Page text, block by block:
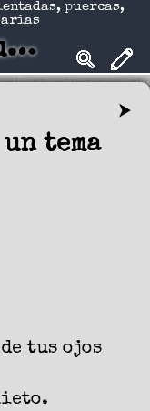
puercas,
OrquideAlucinadA
⮞
tema
tus ojos